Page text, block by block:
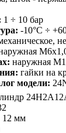
1 ÷ 10 бар
-10°C ÷
наружная
гайки на
модели:
12 мм